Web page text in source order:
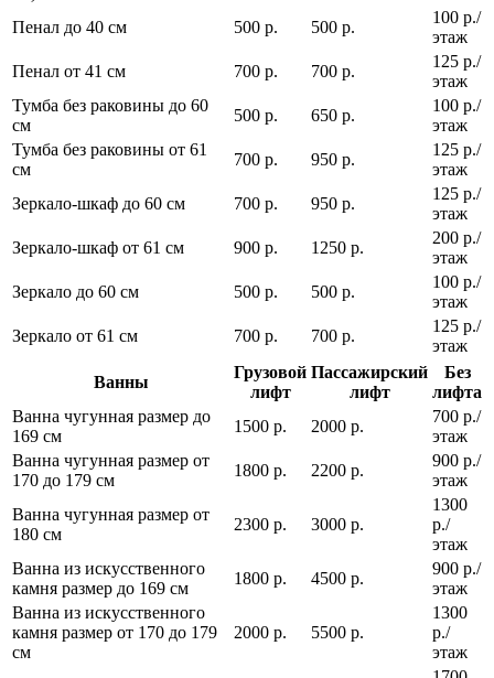
Пенал до 40 см 500 р. 500 р.
100 р./
этаж
Пенал от 41 см
700 р. 700 р.
125 р./
этаж
Тумба без раковины до 60
см
500 р. 650 р.
100 р./
этаж
Тумба без раковины от 61
см
700 р. 950 р.
125 р./
этаж
Зеркало-шкаф до 60 см
700 р. 950 р.
125 р./
этаж
Зеркало-шкаф от 61 см
900 р. 1250 р.
200 р./
этаж
Зеркало до 60 см
500 р. 500 р.
100 р./
этаж
Зеркало от 61 см
700 р. 700 р.
125 р./
этаж
Ванны
Грузовой
лифт
Пассажирский
лифт
Без
лифта
Ванна чугунная размер до
169 см
1500 р. 2000 р.
700 р./
этаж
Ванна чугунная размер от
170 до 179 см
1800 р. 2200 р.
900 р./
этаж
Ванна чугунная размер от
180 см
2300 р. 3000 р.
1300
р./
этаж
Ванна из искусственного
камня размер до 169 см
1800 р. 4500 р.
900 р./
этаж
Ванна из искусственного
камня размер от 170 до 179
см
2000 р. 5500 р.
1300
р./
этаж